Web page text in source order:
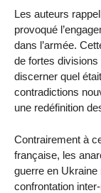
Les auteurs
provoqué
dans l’armée.
de fortes
discerner quel
contradictions
une redéfinition
Contrairement à
française, les
guerre en
confrontation